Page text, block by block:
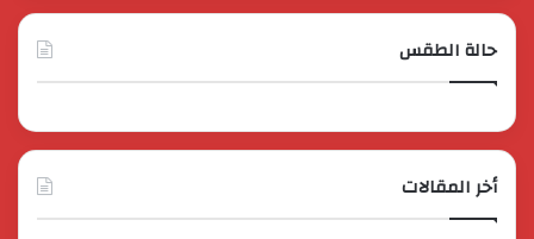
حالة الطقس
أخر المقالات